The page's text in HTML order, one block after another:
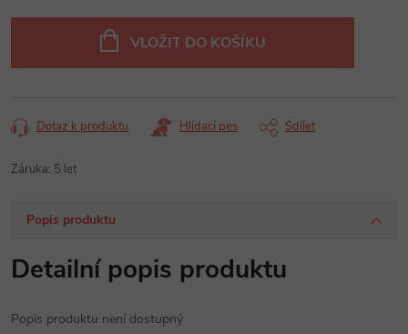
VLOŽIT DO KOŠÍKU
Dotaz k produktu Hlídací pes Sdílet
Záruka: 5 let
Popis produktu
Detailní popis produktu
Popis produktu není dostupný